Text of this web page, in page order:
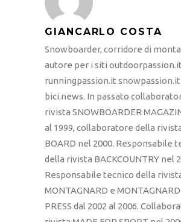
GIANCARLO COSTA
Snowboarder, corridore di
autore per i siti outdoorpassion.it
runningpassion.it snowpassion.it
bici.news. In passato
rivista SNOWBOARDER
al 1999, collaboratore della
BOARD nel 2000. Responsabile
della rivista BACKCOUNTRY nel
Responsabile tecnico della
MONTAGNARD e MONTAGNARD
PRESS dal 2002 al 2006.